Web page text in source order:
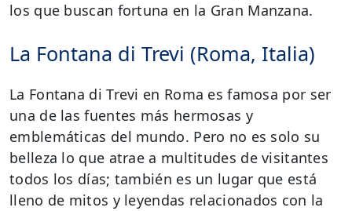
los que buscan fortuna en la Gran Manzana.
La Fontana di Trevi (Roma, Italia)
La Fontana di Trevi en Roma es famosa por ser
una de las fuentes más hermosas y
emblemáticas del mundo. Pero no es solo su
belleza lo que atrae a multitudes de visitantes
todos los días; también es un lugar que está
lleno de mitos y leyendas relacionados con la